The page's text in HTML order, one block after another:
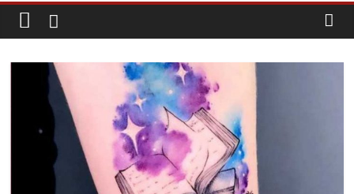
Dövme
Sevenlerin
Buluşma
Noktası